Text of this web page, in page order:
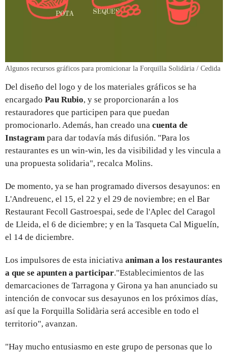
Algunos recursos gráficos para promicionar la Forquilla Solidària / Cedida
Del diseño del logo y de los materiales gráficos se ha
encargado Pau Rubio, y se proporcionarán a los
restauradores que participen para que puedan
promocionarlo. Además, han creado una cuenta de
Instagram para dar todavía más difusión. "Para los
restaurantes es un win-win, les da visibilidad y les vincula a
una propuesta solidaria", recalca Molins.
De momento, ya se han programado diversos desayunos: en
L'Andreuenc, el 15, el 22 y el 29 de noviembre; en el Bar
Restaurant Fecoll Gastroespai, sede de l'Aplec del Caragol
de Lleida, el 6 de diciembre; y en la Tasqueta Cal Miguelín,
el 14 de diciembre.
Los impulsores de esta iniciativa animan a los restaurantes
a que se apunten a participar."Establecimientos de las
demarcaciones de Tarragona y Girona ya han anunciado su
intención de convocar sus desayunos en los próximos días,
así que la Forquilla Solidària será accesible en todo el
territorio", avanzan.
"Hay mucho entusiasmo en este grupo de personas que lo